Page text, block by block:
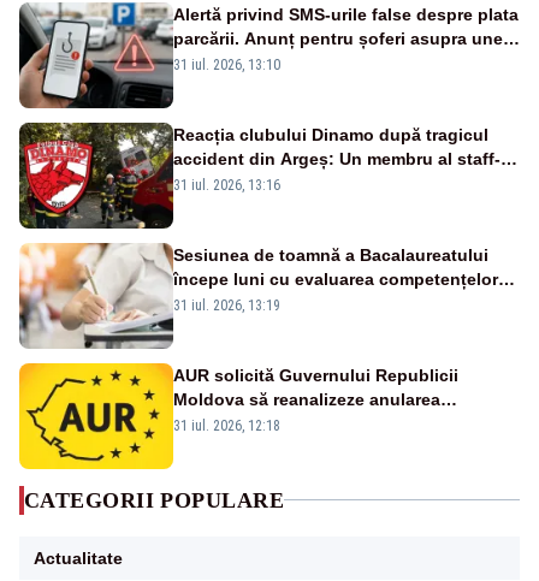
Alertă privind SMS-urile false despre plata
parcării. Anunț pentru șoferi asupra unei
noi metode de fraudă online
31 iul. 2026, 13:10
Reacția clubului Dinamo după tragicul
accident din Argeș: Un membru al staff-
ului medical a murit, antrenorul Adrian
31 iul. 2026, 13:16
Sesiunea de toamnă a Bacalaureatului
începe luni cu evaluarea competențelor
orale la Limba română
31 iul. 2026, 13:19
AUR solicită Guvernului Republicii
Moldova să reanalizeze anularea
concertului de Ziua Limbii Române
31 iul. 2026, 12:18
CATEGORII POPULARE
Actualitate